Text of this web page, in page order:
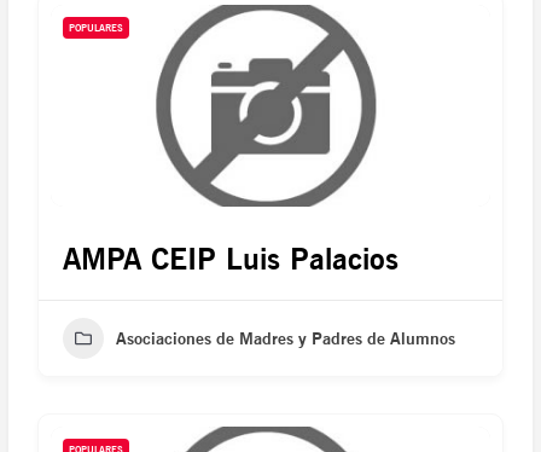
POPULARES
AMPA CEIP Luis Palacios
Asociaciones de Madres y Padres de Alumnos